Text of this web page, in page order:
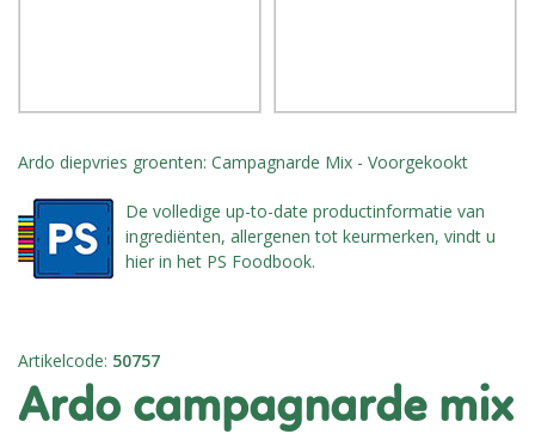
Ardo diepvries groenten: Campagnarde Mix - Voorgekookt
De volledige up-to-date productinformatie van
ingrediënten, allergenen tot keurmerken, vindt u
hier in het PS Foodbook.
Artikelcode: 50757
ardo campagnarde mix